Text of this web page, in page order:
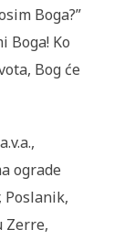
Boga?”
Boga! Ko
Bog će
ograde
Poslanik,
Zerre,